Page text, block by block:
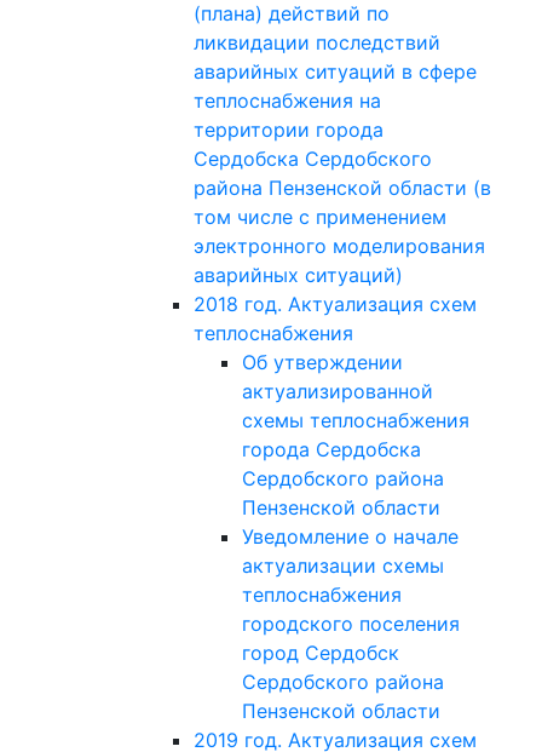
(плана) действий по
ликвидации последствий
аварийных ситуаций в сфере
теплоснабжения на
территории города
Сердобска Сердобского
района Пензенской области (в
том числе с применением
электронного моделирования
аварийных ситуаций)
2018 год. Актуализация схем
теплоснабжения
Об утверждении
актуализированной
схемы теплоснабжения
города Сердобска
Сердобского района
Пензенской области
Уведомление о начале
актуализации схемы
теплоснабжения
городского поселения
город Сердобск
Сердобского района
Пензенской области
2019 год. Актуализация схем